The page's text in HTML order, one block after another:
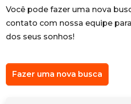
Você pode fazer uma nova
contato com nossa equipe
dos seus sonhos!
Fazer uma nova busca